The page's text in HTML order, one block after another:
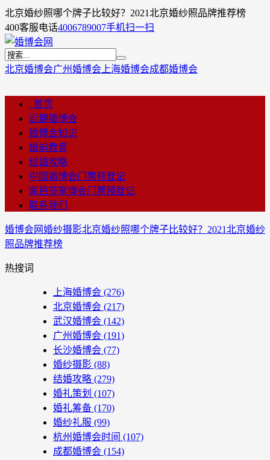
北京婚纱照哪个牌子比较好？2021北京婚纱照品牌推荐榜
400客服电话4006789007手机扫一扫
北京婚博会广州婚博会 上海婚博会成都婚博会
首页
近期婚博会
婚博会知识
婚前教育
结婚攻略
中国婚博会门票预登记
家芭莎家博会门票预登记
联系我们
婚博会网婚纱摄影北京婚纱照哪个牌子比较好？2021北京婚纱
照品牌推荐榜
热搜词
上海婚博会 (276)
北京婚博会 (217)
武汉婚博会 (142)
广州婚博会 (191)
长沙婚博会 (77)
婚纱摄影 (88)
结婚攻略 (279)
婚礼策划 (107)
婚礼筹备 (170)
婚纱礼服 (99)
杭州婚博会时间 (107)
成都婚博会 (154)